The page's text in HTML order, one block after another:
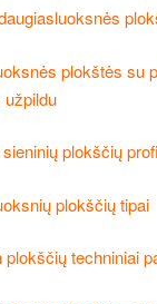
plokštės su
užpildu
plokščių
plokščių tipai
plokščių techniniai